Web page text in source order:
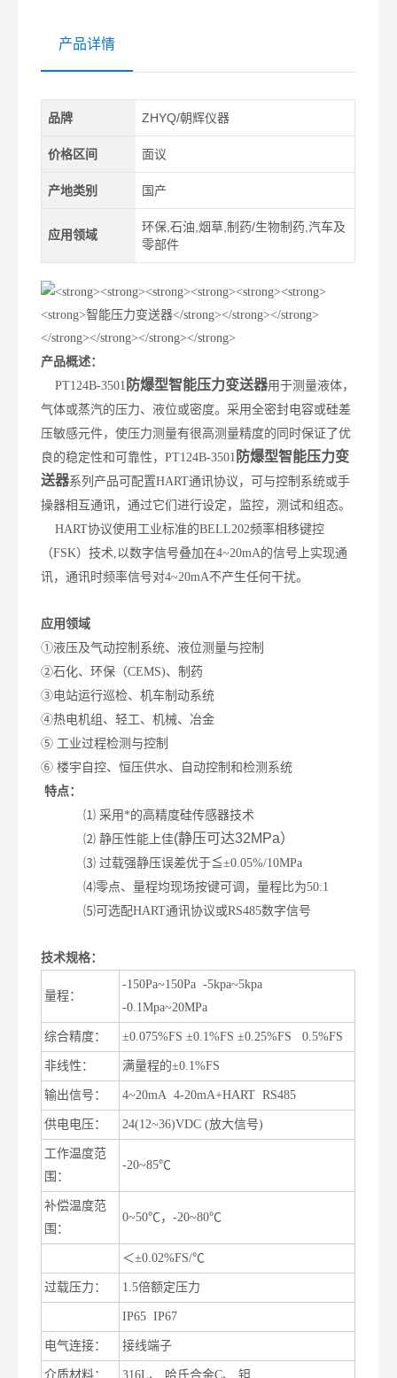
产品详情
品牌 ZHYQ/朝辉仪器
价格区间 面议
产地类别 国产
应用领域
环保,石油,烟草,制药/生物制药,汽车及
零部件
产品概述：
PT124B-3501 防爆型智能压力变送器用于测量液体，
气体或蒸汽的压力、液位或密度。采用全密封电容或硅差
压敏感元件，使压力测量有很高测量精度的同时保证了优
良的稳定性和可靠性，PT124B-3501 防爆型智能压力变
送器系列产品可配置HART通讯协议，可与控制系统或手
操器相互通讯，通过它们进行设定，监控，测试和组态。
HART协议使用工业标准的BELL202频率相移键控
（FSK）技术,以数字信号叠加在4~20mA的信号上实现通
讯，通讯时频率信号对4~20mA不产生任何干扰。
应用领域
①液压及气动控制系统、液位测量与控制
②石化、环保（CEMS)、制药
③电站运行巡检、机车制动系统
④热电机组、轻工、机械、冶金
⑤ 工业过程检测与控制
⑥ 楼宇自控、恒压供水、自动控制和检测系统
特点：
⑴ 采用*的高精度硅传感器技术
⑵ 静压性能上佳(静压可达32MPa）
⑶ 过载强静压误差优于≦±0.05%/10MPa
⑷零点、量程均现场按键可调，量程比为50:1
⑸可选配HART通讯协议或RS485数字信号
技术规格：
量程：
-150Pa~150Pa -5kpa~5kpa
-0.1Mpa~20MPa
综合精度： ±0.075%FS ±0.1%FS ±0.25%FS 0.5%FS
非线性： 满量程的±0.1%FS
输出信号： 4~20mA 4-20mA+HART RS485
供电电压： 24(12~36)VDC (放大信号)
工作温度范
围：
-20~85℃
补偿温度范
围：
0~50℃，-20~80℃
＜±0.02%FS/℃
过载压力： 1.5倍额定压力
IP65 IP67
电气连接： 接线端子
介质材料： 316L、 哈氏合金C、 钽